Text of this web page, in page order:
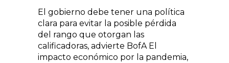
El gobierno debe tener una política
clara para evitar la posible pérdida
del rango que otorgan las
calificadoras, advierte BofA El
impacto económico por la pandemia,